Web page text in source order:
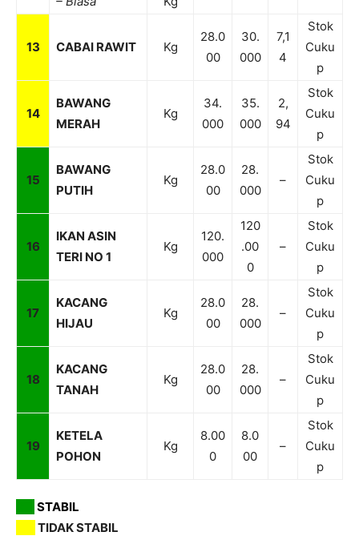
13 CABAI RAWIT Kg
28.0
00
30.
000
7,1
4
Stok
Cuku
p
14
BAWANG
MERAH
Kg
34.
000
35.
000
2,
94
Stok
Cuku
p
15
BAWANG
PUTIH
Kg
28.0
00
28.
000
–
Stok
Cuku
p
16
IKAN ASIN
TERI NO 1
Kg
120.
000
120
.00
0
–
Stok
Cuku
p
17
KACANG
HIJAU
Kg
28.0
00
28.
000
–
Stok
Cuku
p
18
KACANG
TANAH
Kg
28.0
00
28.
000
–
Stok
Cuku
p
19
KETELA
POHON
Kg
8.00
0
8.0
00
–
Stok
Cuku
p
STABIL
TIDAK STABIL